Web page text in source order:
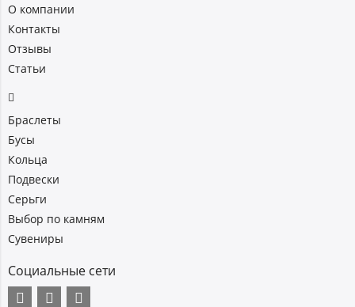
О компании
Контакты
Отзывы
Статьи
Браслеты
Бусы
Кольца
Подвески
Серьги
Выбор по камням
Сувениры
Социальные сети